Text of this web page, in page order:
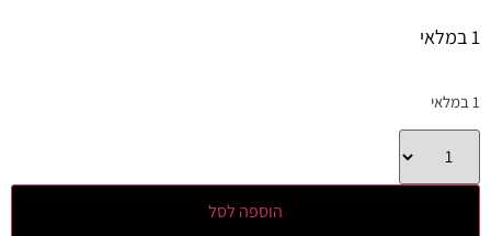
1 במלאי
1 במלאי
הוספה לסל